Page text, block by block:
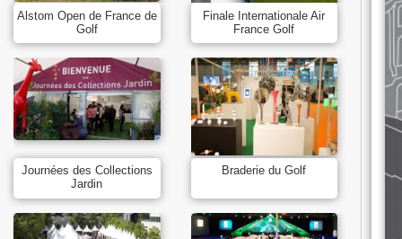
Finale Internationale Air
France Golf
Alstom Open de France de
Golf
Braderie du Golf
Journées des Collections
Jardin